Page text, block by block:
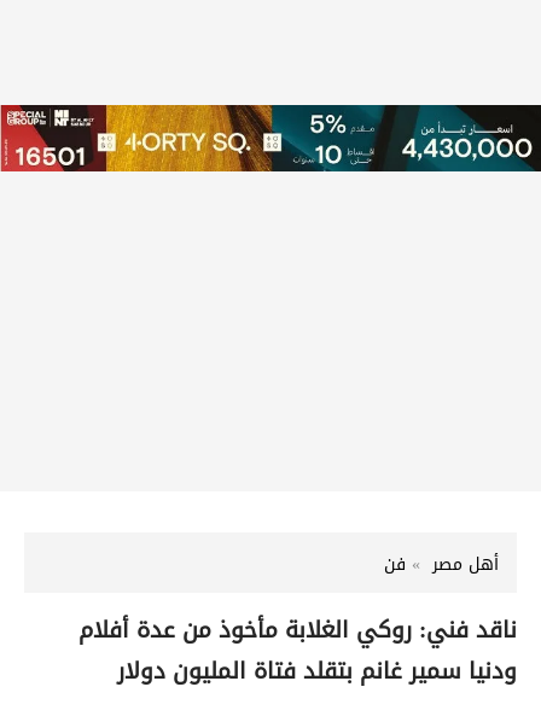
أهل مصر فن
ناقد فني: روكي الغلابة مأخوذ من عدة أفلام
ودنيا سمير غانم بتقلد فتاة المليون دولار